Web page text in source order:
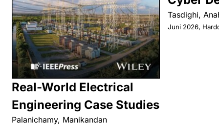
Real-World Electrical
Engineering Case Studies
Palanichamy, Manikandan
Tasdighi,
Juni 2026,